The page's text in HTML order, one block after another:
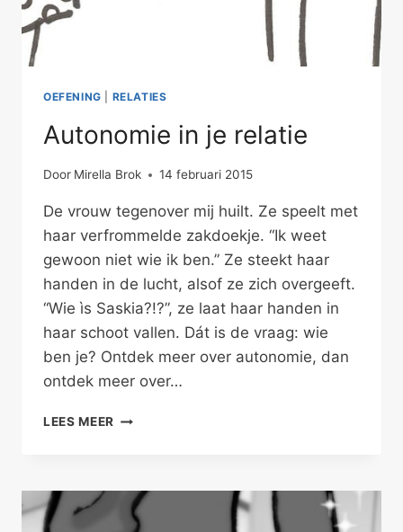
OEFENING RELATIES
Autonomie in je relatie
Door Mirella Brok 14 februari 2015
De vrouw tegenover mij huilt. Ze speelt met
haar verfrommelde zakdoekje. “Ik weet
gewoon niet wie ik ben.” Ze steekt haar
handen in de lucht, alsof ze zich overgeeft.
“Wie ìs Saskia?!?”, ze laat haar handen in
haar schoot vallen. Dát is de vraag: wie
ben je? Ontdek meer over autonomie, dan
ontdek meer over…
LEES MEER AUTONOMIE